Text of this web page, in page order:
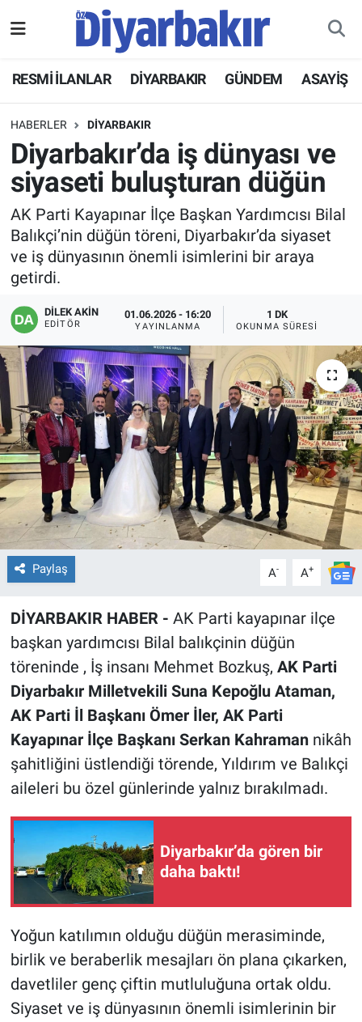
RESMİ İLANLAR DİYARBAKIR GÜNDEM ASAYİŞ
HABERLER DİYARBAKIR
Diyarbakır’da iş dünyası ve
siyaseti buluşturan düğün
AK Parti Kayapınar İlçe Başkan Yardımcısı Bilal
Balıkçi’nin düğün töreni, Diyarbakır’da siyaset
ve iş dünyasının önemli isimlerini bir araya
getirdi.
DİLEK AKİN
EDITÖR
01.06.2026 - 16:20
YAYINLANMA
1 DK
OKUNMA SÜRESI
Paylaş A- A+
DİYARBAKIR HABER - AK Parti kayapınar ilçe
başkan yardımcısı Bilal balıkçinin düğün
töreninde , İş insanı Mehmet Bozkuş, AK Parti
Diyarbakır Milletvekili Suna Kepoğlu Ataman,
AK Parti İl Başkanı Ömer İler, AK Parti
Kayapınar İlçe Başkanı Serkan Kahraman nikâh
şahitliğini üstlendiği törende, Yıldırım ve Balıkçi
aileleri bu özel günlerinde yalnız bırakılmadı.
Diyarbakır’da gören bir
daha baktı!
Yoğun katılımın olduğu düğün merasiminde,
birlik ve beraberlik mesajları ön plana çıkarken,
davetliler genç çiftin mutluluğuna ortak oldu.
Siyaset ve iş dünyasının önemli isimlerinin bir
ASAYİŞ
DİYARBAKIR
EKONOMİ
GÜNDEM
BÖLGE
DÜNYA
KÜLTÜR SANAT
EĞİTİM
ÖZEL HABER
POLİTİKA
SAĞLIK
SPOR
Hava Durumu
Namaz Vakitleri
Trafik Durumu
Süper Lig Puan Durumu ve Fikstür
Tüm Manşetler
Son Dakika Haberleri
Haber Arşivi